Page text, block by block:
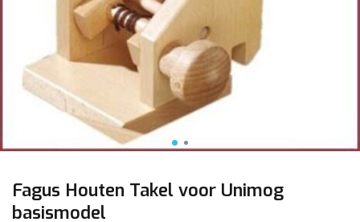
Fagus Houten Takel voor Unimog
basismodel